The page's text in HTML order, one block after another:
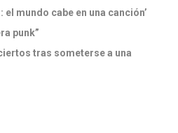
mundo cabe en una canción’
punk”
tras someterse a una